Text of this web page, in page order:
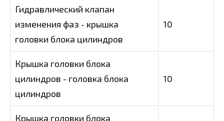
Гидравлический клапан
изменения фаз - крышка
головки блока цилиндров
10
Крышка головки блока
цилиндров - головка блока
цилиндров
10
Крышка головки блока